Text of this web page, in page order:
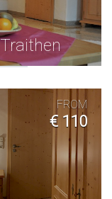
FROM
€ 110